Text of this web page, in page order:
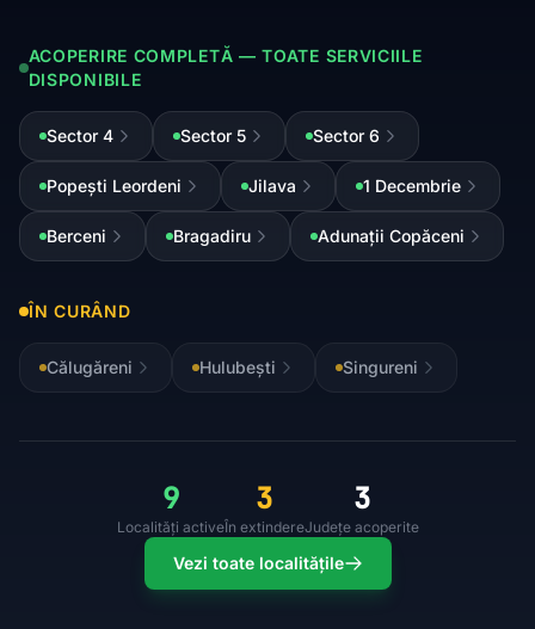
ACOPERIRE COMPLETĂ — TOATE SERVICIILE
DISPONIBILE
Sector 4 Sector 5 Sector 6
Popești Leordeni Jilava 1 Decembrie
Berceni Bragadiru Adunații Copăceni
ÎN CURÂND
Călugăreni Hulubești Singureni
9
Localități active
3
În extindere
3
Județe acoperite
Vezi toate localitățile